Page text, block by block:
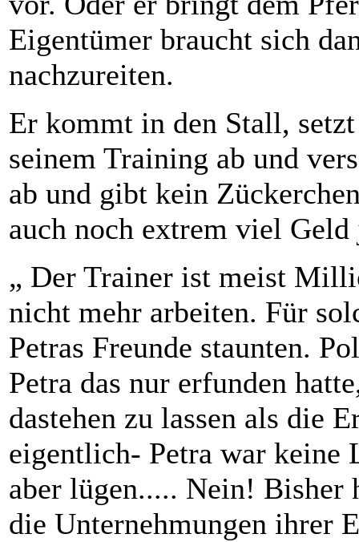
Eigentümer braucht sich
nachzureiten.
Er kommt in den Stall,
seinem Training ab und
ab und gibt kein
auch noch extrem viel
„ Der Trainer ist meist
nicht mehr arbeiten. Für
Petras Freunde staunten.
Petra das nur erfunden
dastehen zu lassen als die
eigentlich- Petra war
aber lügen..... Nein! Bisher
die Unternehmungen ihrer